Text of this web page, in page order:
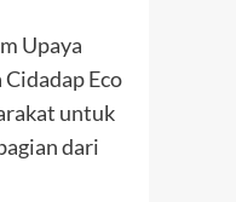
Upaya
Eco
untuk
dari